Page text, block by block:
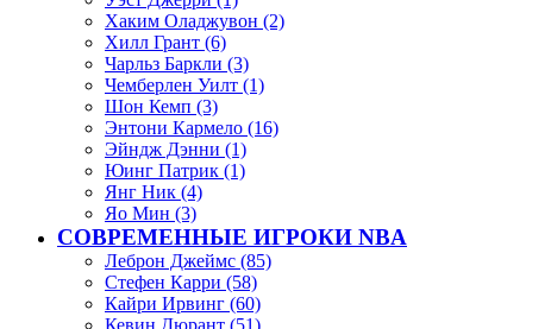
Хаким Оладжувон (2)
Хилл Грант (6)
Чарльз Баркли (3)
Чемберлен Уилт (1)
Шон Кемп (3)
Энтони Кармело (16)
Эйндж Дэнни (1)
Юинг Патрик (1)
Янг Ник (4)
Яо Мин (3)
СОВРЕМЕННЫЕ ИГРОКИ NBA
Леброн Джеймс (85)
Стефен Карри (58)
Кайри Ирвинг (60)
Кевин Дюрант (51)